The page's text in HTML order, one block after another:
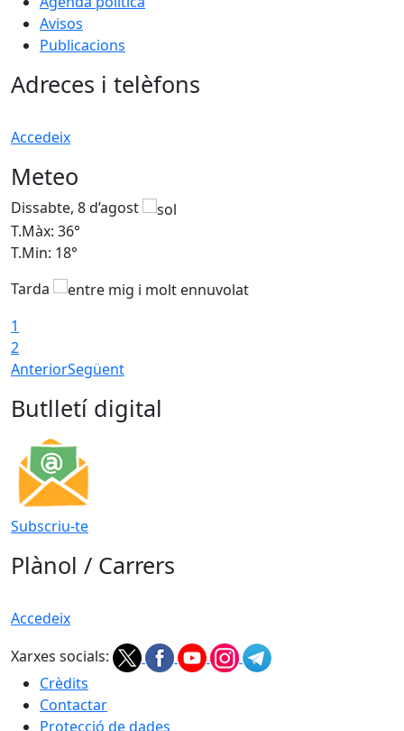
Avisos
Publicacions
Adreces i telèfons
Accedeix
Meteo
Dissabte, 8 d’agost
T.Màx: 36°
T.Min: 18°
Tarda
1
2
AnteriorSegüent
Butlletí digital
Subscriu-te
Plànol / Carrers
Accedeix
Xarxes socials:
Crèdits
Contactar
Protecció de dades